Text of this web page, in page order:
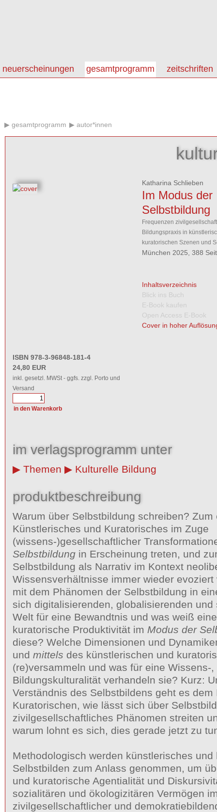
neuerscheinungen gesamtprogramm zeitschriften
gesamtprogramm autor*innen
Katharina Schlieben
Im Modus der
Selbstbildung
Frequenzen
Bildungspraxis in
kuratorischen Szenen und
München 2025, 388
Inhaltsverzeichnis
Blick ins Buch
E-Book kaufen
Open Access E-Book
Cover in hoher
ISBN 978-3-96848-181-4
24,80 EUR
inkl. gesetzl. MWSt - ggfs. zzgl. Porto und
Versand
im verlagsprogramm unter
Themen Kulturelle Bildung
produktbeschreibung
Warum über Selbstbildung schreiben? Zum
Künstlerisches und Kuratorisches im Zuge
(wissens-)gesellschaftlicher
Selbstbildung in Erscheinung treten, und
Selbstbildung als Narrativ im Kontext
Wissensverhältnisse immer wieder evoziert
mit dem Phänomen der Selbstbildung in
sich digitalisierenden, globalisierenden und
Welt für eine Bewandtnis und was weiß
kuratorische Produktivität im Modus der
diese? Welche Dimensionen und
und mittels des künstlerischen und
(re)versammeln und was für eine Wissens-
Bildungskulturalität verhandeln sie? Kurz:
Verständnis des Selbstbildens geht es
Kuratorischen, wie lässt sich über
zivilgesellschaftliches Phänomen streiten
warum lohnt es sich, dies gerade jetzt zu
Methodologisch werden künstlerisches und
Selbstbilden zum Anlass genommen, um
und kuratorische Agentialität und
sozialitären und ökologizitären Vermögen
zivilgesellschaftlicher und